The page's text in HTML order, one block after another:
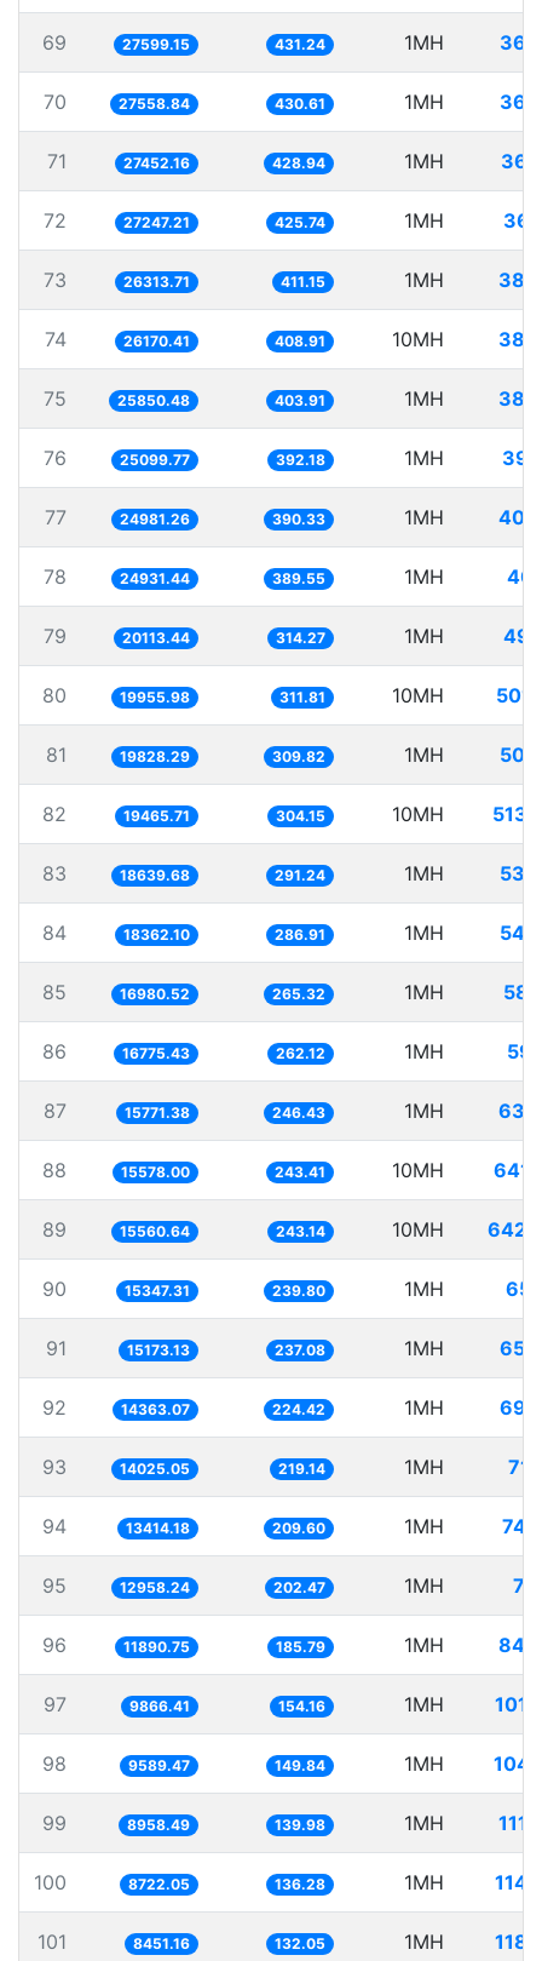
69 27599.15 431.24 1MH
70 27558.84 430.61 1MH
71 27452.16 428.94 1MH
72 27247.21 425.74 1MH
73 26313.71 411.15 1MH
74 26170.41 408.91 10MH
75 25850.48 403.91 1MH
76 25099.77 392.18 1MH
77 24981.26 390.33 1MH
78 24931.44 389.55 1MH
79 20113.44 314.27 1MH
80 19955.98 311.81 10MH
81 19828.29 309.82 1MH
82 19465.71 304.15 10MH
83 18639.68 291.24 1MH
84 18362.10 286.91 1MH
85 16980.52 265.32 1MH
86 16775.43 262.12 1MH
87 15771.38 246.43 1MH
88 15578.00 243.41 10MH
89 15560.64 243.14 10MH
90 15347.31 239.80 1MH
91 15173.13 237.08 1MH
92 14363.07 224.42 1MH
93 14025.05 219.14 1MH
94 13414.18 209.60 1MH
95 12958.24 202.47 1MH
96 11890.75 185.79 1MH
97 9866.41 154.16 1MH
98 9589.47 149.84 1MH
99 8958.49 139.98 1MH
100 8722.05 136.28 1MH
101 8451.16 132.05 1MH